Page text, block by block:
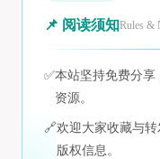
📌 阅读须知Rules &
✅本站坚持免费分享
资源。
🔗欢迎大家收藏与
版权信息。